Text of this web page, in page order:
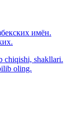
имён.
chiqishi, shakllari.
oling.